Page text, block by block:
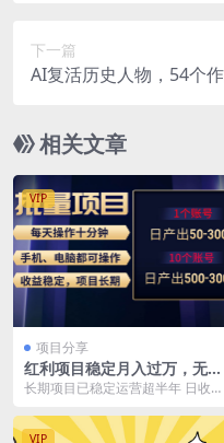
下一篇
AI复活历史人物，54个
相关文章
VIP
项目分享
红利项目稳定月入过万，无脑
操作好上手，轻松日入300+
长期项目已稳定运营超半年 日收益
要求，手机和...
VIP